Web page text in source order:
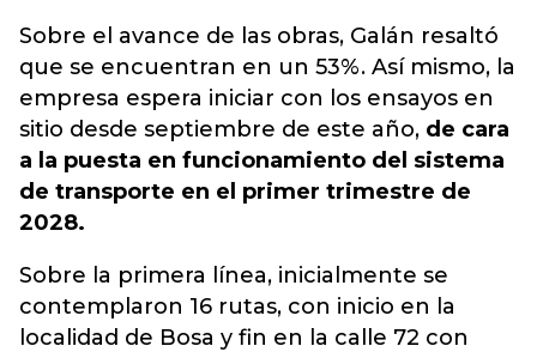
Sobre el avance de las obras, Galán resaltó
que se encuentran en un 53%. Así mismo, la
empresa espera iniciar con los ensayos en
sitio desde septiembre de este año, de cara
a la puesta en funcionamiento del sistema
de transporte en el primer trimestre de
2028.
Sobre la primera línea, inicialmente se
contemplaron 16 rutas, con inicio en la
localidad de Bosa y fin en la calle 72 con